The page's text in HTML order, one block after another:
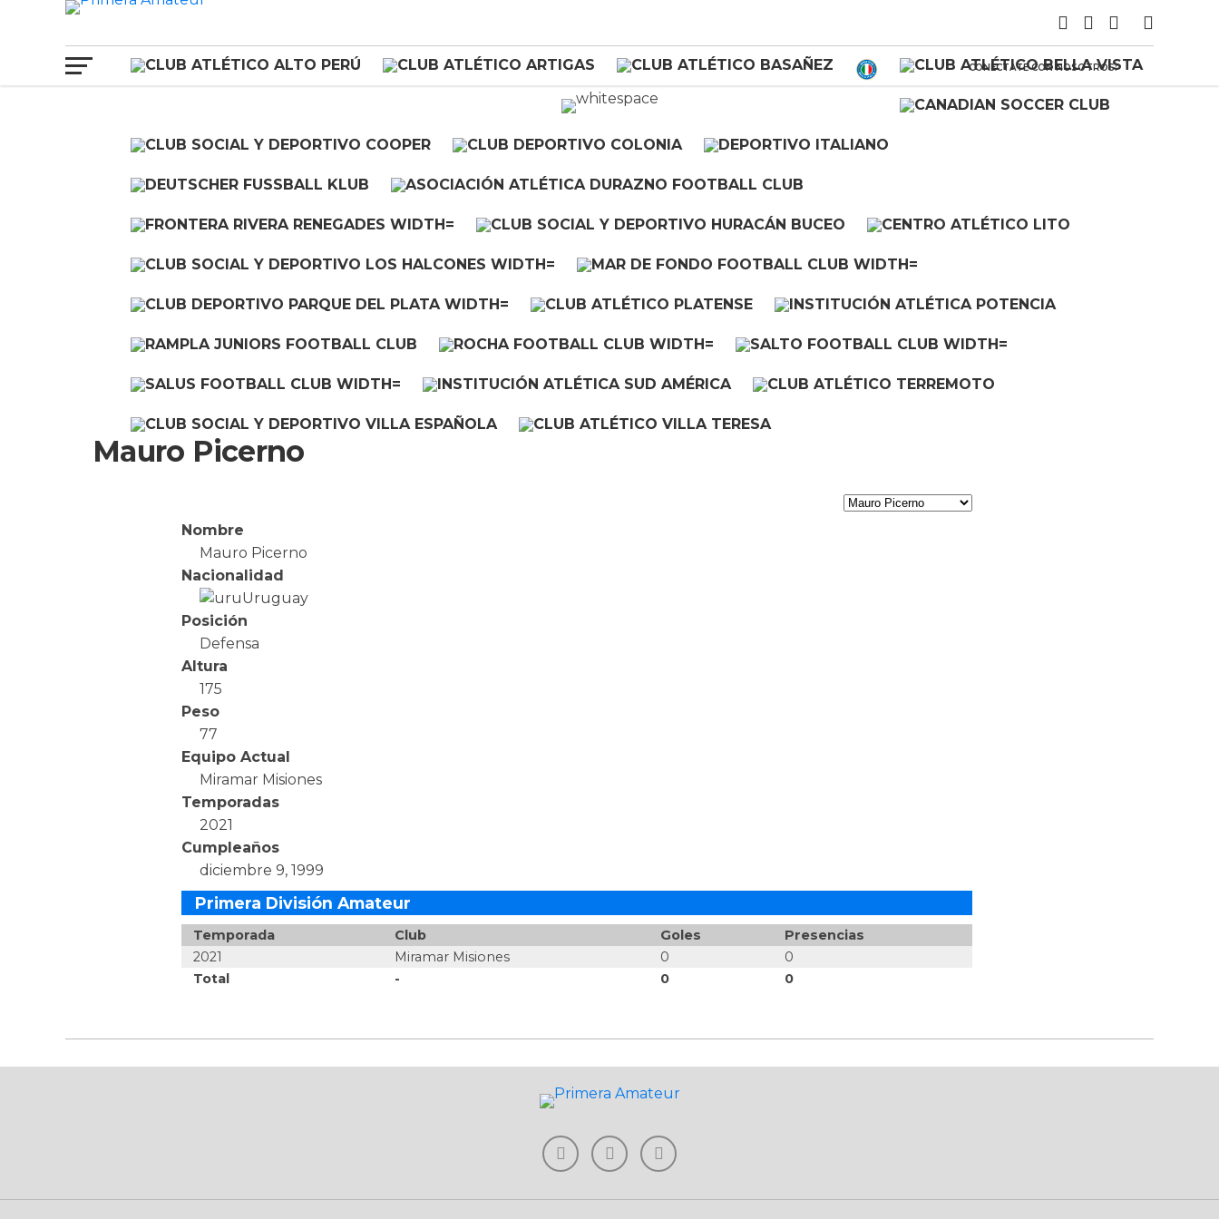
CONECTATE CON NOSOTROS:
Mauro Picerno
Nombre
Mauro Picerno
Nacionalidad
Uruguay
Posición
Defensa
Altura
175
Peso
77
Equipo Actual
Miramar Misiones
Temporadas
2021
Cumpleaños
diciembre 9, 1999
Primera División Amateur
Temporada Club Goles
Presencias
2021
Miramar Misiones 0
0
Total
- 0 0